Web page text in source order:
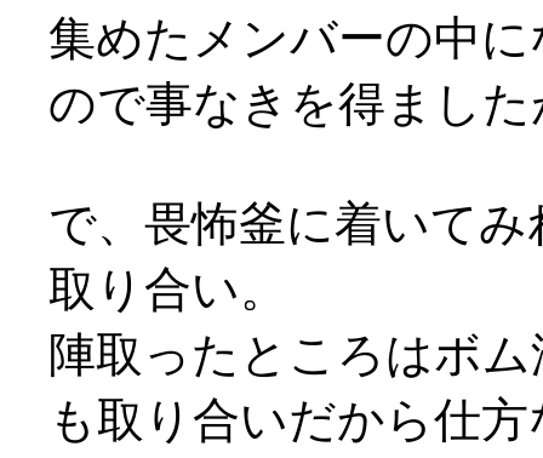
集めたメンバーの中
ので事なきを得まし
で、畏怖釜に着いて
取り合い。
陣取ったところはボ
も取り合いだから仕